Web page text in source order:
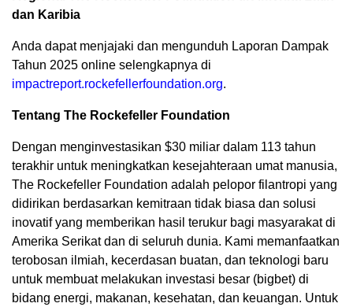
dan Karibia
Anda dapat menjajaki dan mengunduh Laporan Dampak
Tahun 2025 online selengkapnya di
impactreport.rockefellerfoundation.org.
Tentang The Rockefeller Foundation
Dengan menginvestasikan $30 miliar dalam 113 tahun
terakhir untuk meningkatkan kesejahteraan umat manusia,
The Rockefeller Foundation adalah pelopor filantropi yang
didirikan berdasarkan kemitraan tidak biasa dan solusi
inovatif yang memberikan hasil terukur bagi masyarakat di
Amerika Serikat dan di seluruh dunia. Kami memanfaatkan
terobosan ilmiah, kecerdasan buatan, dan teknologi baru
untuk membuat melakukan investasi besar (bigbet) di
bidang energi, makanan, kesehatan, dan keuangan. Untuk